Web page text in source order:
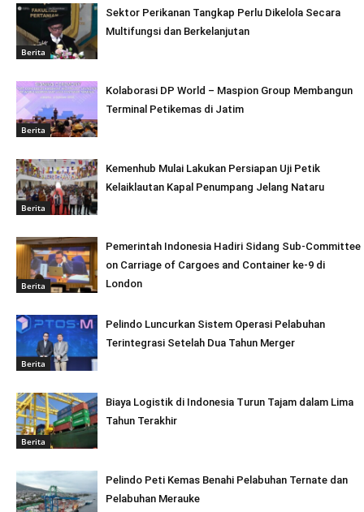
Berita
Sektor Perikanan Tangkap Perlu Dikelola Secara
Multifungsi dan Berkelanjutan
Berita
Kolaborasi DP World – Maspion Group Membangun
Terminal Petikemas di Jatim
Berita
Kemenhub Mulai Lakukan Persiapan Uji Petik
Kelaiklautan Kapal Penumpang Jelang Nataru
Berita
Pemerintah Indonesia Hadiri Sidang Sub-Committee
on Carriage of Cargoes and Container ke-9 di
London
Berita
Pelindo Luncurkan Sistem Operasi Pelabuhan
Terintegrasi Setelah Dua Tahun Merger
Berita
Biaya Logistik di Indonesia Turun Tajam dalam Lima
Tahun Terakhir
Pelindo Peti Kemas Benahi Pelabuhan Ternate dan
Pelabuhan Merauke